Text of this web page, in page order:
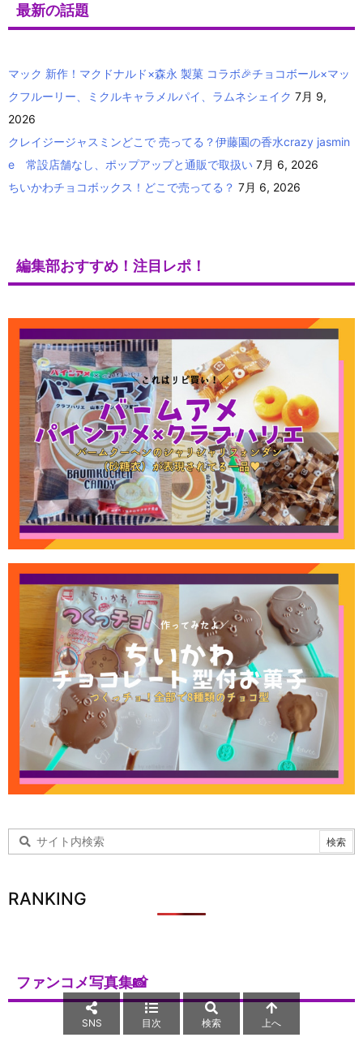
最新の話題
マック 新作！マクドナルド×森永 製菓 コラボ🎉チョコボール×マッ
クフルーリー、ミクルキャラメルパイ、ラムネシェイク 7月 9,
2026
クレイジージャスミンどこで 売ってる？伊藤園の香水crazy jasmin
e 常設店舗なし、ポップアップと通販で取扱い 7月 6, 2026
ちいかわチョコボックス！どこで売ってる？ 7月 6, 2026
編集部おすすめ！注目レポ！
RANKING
ファンコメ写真集📸
SNS 目次 検索 上へ